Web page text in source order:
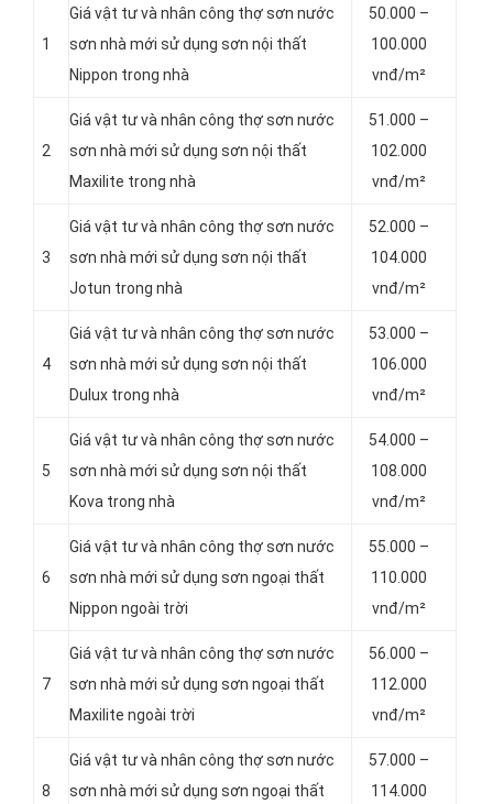
1
Giá vật tư và nhân công thợ sơn nước
sơn nhà mới sử dụng sơn nội thất
Nippon trong nhà
50.000 –
100.000
vnđ/m²
2
Giá vật tư và nhân công thợ sơn nước
sơn nhà mới sử dụng sơn nội thất
Maxilite trong nhà
51.000 –
102.000
vnđ/m²
3
Giá vật tư và nhân công thợ sơn nước
sơn nhà mới sử dụng sơn nội thất
Jotun trong nhà
52.000 –
104.000
vnđ/m²
4
Giá vật tư và nhân công thợ sơn nước
sơn nhà mới sử dụng sơn nội thất
Dulux trong nhà
53.000 –
106.000
vnđ/m²
5
Giá vật tư và nhân công thợ sơn nước
sơn nhà mới sử dụng sơn nội thất
Kova trong nhà
54.000 –
108.000
vnđ/m²
6
Giá vật tư và nhân công thợ sơn nước
sơn nhà mới sử dụng sơn ngoại thất
Nippon ngoài trời
55.000 –
110.000
vnđ/m²
7
Giá vật tư và nhân công thợ sơn nước
sơn nhà mới sử dụng sơn ngoại thất
Maxilite ngoài trời
56.000 –
112.000
vnđ/m²
8
Giá vật tư và nhân công thợ sơn nước
sơn nhà mới sử dụng sơn ngoại thất
57.000 –
114.000